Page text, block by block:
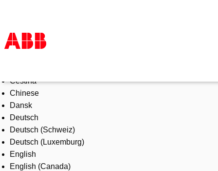
Products & Solutions
Industries
Services
About us
Where to buy
Contact us
Careers
Čeština
Chinese
Dansk
Deutsch
Deutsch (Schweiz)
Deutsch (Luxemburg)
English
English (Canada)